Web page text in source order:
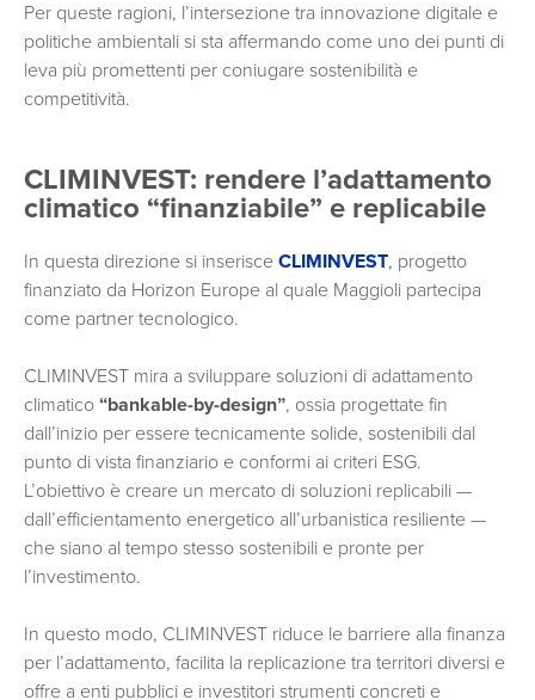
Per queste ragioni, l’intersezione tra innovazione digitale e
politiche ambientali si sta affermando come uno dei punti di
leva più promettenti per coniugare sostenibilità e
competitività.
CLIMINVEST: rendere l’adattamento
climatico “finanziabile” e replicabile
In questa direzione si inserisce CLIMINVEST, progetto
finanziato da Horizon Europe al quale Maggioli partecipa
come partner tecnologico.
CLIMINVEST mira a sviluppare soluzioni di adattamento
climatico “bankable-by-design”, ossia progettate fin
dall’inizio per essere tecnicamente solide, sostenibili dal
punto di vista finanziario e conformi ai criteri ESG.
L’obiettivo è creare un mercato di soluzioni replicabili —
dall’efficientamento energetico all’urbanistica resiliente —
che siano al tempo stesso sostenibili e pronte per
l’investimento.
In questo modo, CLIMINVEST riduce le barriere alla finanza
per l’adattamento, facilita la replicazione tra territori diversi e
offre a enti pubblici e investitori strumenti concreti e